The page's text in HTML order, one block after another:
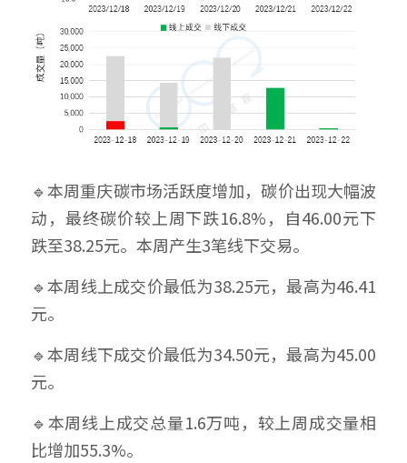
🔹本周重庆碳市场活跃度增加，碳价出现大幅波
动，最终碳价较上周下跌16.8%，自46.00元下
跌至38.25元。本周产生3笔线下交易。
🔹本周线上成交价最低为38.25元，最高为46.41
元。
🔹本周线下成交价最低为34.50元，最高为45.00
元。
🔹本周线上成交总量1.6万吨，较上周成交量相
比增加55.3%。